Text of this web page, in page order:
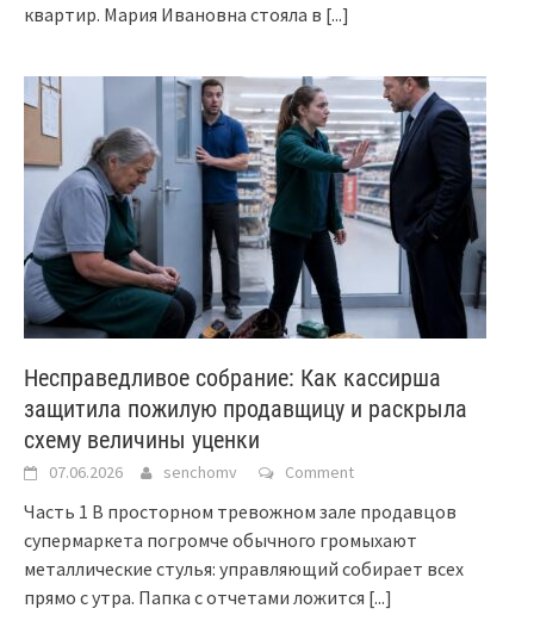
квартир. Мария Ивановна стояла в [...]
Несправедливое собрание: Как кассирша
защитила пожилую продавщицу и раскрыла
схему величины уценки
07.06.2026 senchomv Comment
Часть 1 В просторном тревожном зале продавцов
супермаркета погромче обычного громыхают
металлические стулья: управляющий собирает всех
прямо с утра. Папка с отчетами ложится [...]